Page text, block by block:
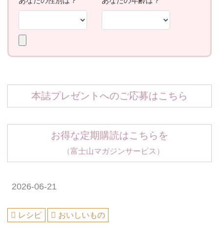
本誌プレゼントへのご応募はこちら
お得な定期購読はこちらを
（富士山マガジンサービス）
2026-06-21
レシピ おいしいもの